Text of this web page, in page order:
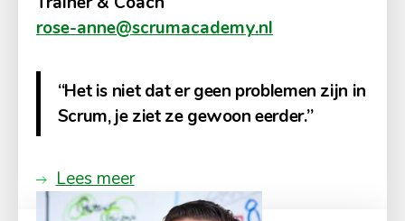
rose-anne@scrumacademy.nl
“Het is niet dat er geen problemen zijn in
Scrum, je ziet ze gewoon eerder.”
Lees meer